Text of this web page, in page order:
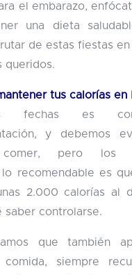
el embarazo,
una dieta
de estas fiestas en
queridos.
tus calorías en
fechas es
y debemos
comer, pero los
lo recomendable es
2.000 calorías al
saber controlarse.
que también
siempre